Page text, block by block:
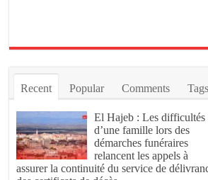
Recent Popular Comments Tags
El Hajeb : Les difficultés
d’une famille lors des
démarches funéraires
relancent les appels à
assurer la continuité du service de